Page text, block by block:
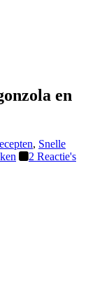
en
, Snelle
2 Reactie's